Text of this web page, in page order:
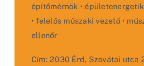
építőmérnök •
• felelős műszaki vezető •
ellenőr
Cím: 2030 Érd, Szovátai utca